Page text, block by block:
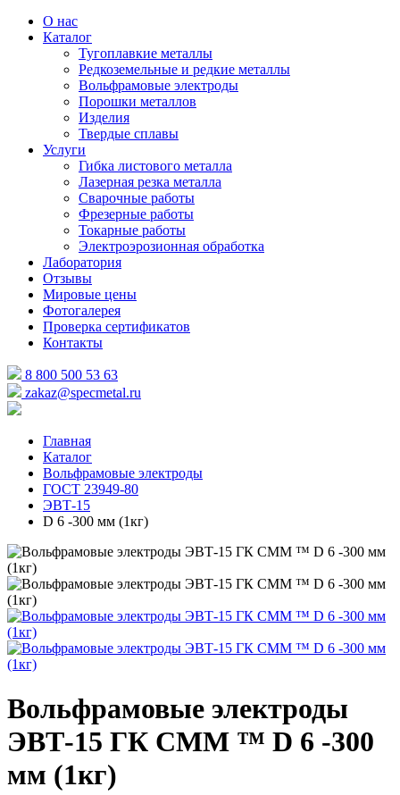
О нас
Каталог
Тугоплавкие металлы
Редкоземельные и редкие металлы
Вольфрамовые электроды
Порошки металлов
Изделия
Твердые сплавы
Услуги
Гибка листового металла
Лазерная резка металла
Сварочные работы
Фрезерные работы
Токарные работы
Электроэрозионная обработка
Лаборатория
Отзывы
Мировые цены
Фотогалерея
Проверка сертификатов
Контакты
8 800 500 53 63
zakaz@specmetal.ru
Главная
Каталог
Вольфрамовые электроды
ГОСТ 23949-80
ЭВТ-15
D 6 -300 мм (1кг)
Вольфрамовые электроды
ЭВТ-15 ГК СММ ™ D 6 -300
мм (1кг)